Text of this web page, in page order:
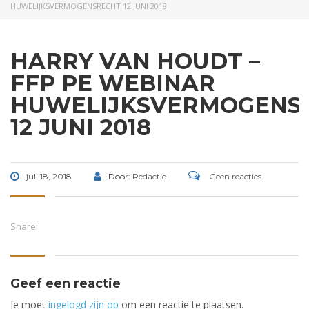
HUWELIJKSVERMOGENSRECHT 12 JUNI 2018
HARRY VAN HOUDT –
FFP PE WEBINAR
12 JUNI 2018
juli 18, 2018 Door: Redactie Geen reacties
Share:
Geef een reactie
Je moet ingelogd zijn op om een reactie te plaatsen.